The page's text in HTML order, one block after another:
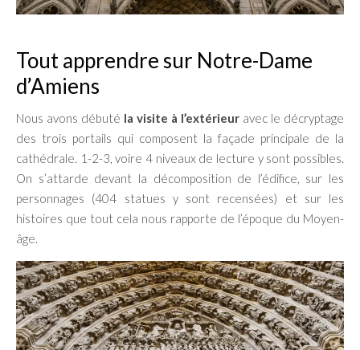
Tout apprendre sur Notre-Dame
d’Amiens
Nous avons débuté la visite à l’extérieur avec le décryptage
des trois portails qui composent la façade principale de la
cathédrale. 1-2-3, voire 4 niveaux de lecture y sont possibles.
On s’attarde devant la décomposition de l’édifice, sur les
personnages (404 statues y sont recensées) et sur les
histoires que tout cela nous rapporte de l’époque du Moyen-
âge.